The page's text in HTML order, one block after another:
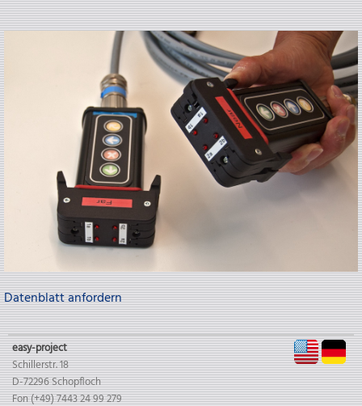
Datenblatt anfordern
easy-project
Schillerstr. 18
D-72296 Schopfloch
Fon (+49) 7443 24 99 279
EN DE